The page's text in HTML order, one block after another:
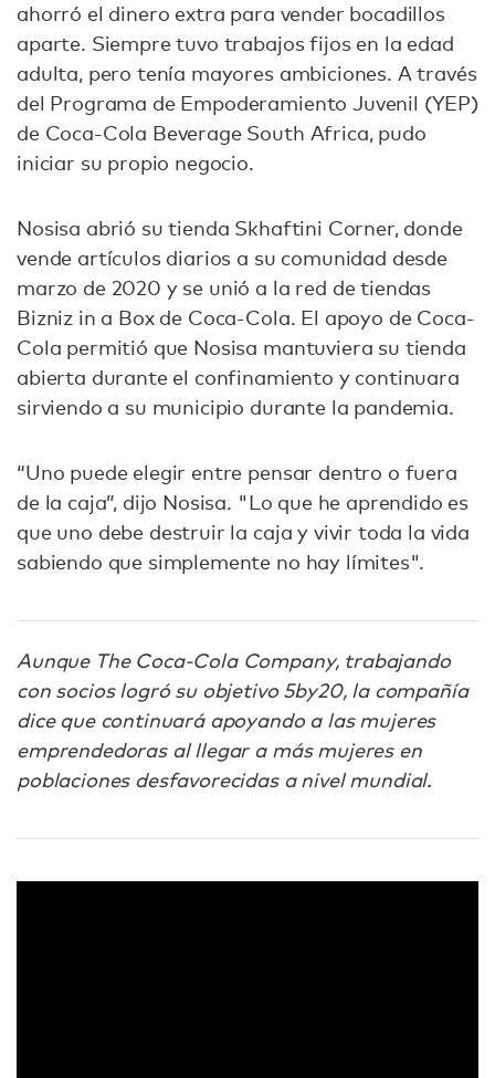
ahorró el dinero extra para vender bocadillos
aparte. Siempre tuvo trabajos fijos en la edad
adulta, pero tenía mayores ambiciones. A través
del Programa de Empoderamiento Juvenil (YEP)
de Coca-Cola Beverage South Africa, pudo
iniciar su propio negocio.
Nosisa abrió su tienda Skhaftini Corner, donde
vende artículos diarios a su comunidad desde
marzo de 2020 y se unió a la red de tiendas
Bizniz in a Box de Coca-Cola. El apoyo de Coca-
Cola permitió que Nosisa mantuviera su tienda
abierta durante el confinamiento y continuara
sirviendo a su municipio durante la pandemia.
“Uno puede elegir entre pensar dentro o fuera
de la caja”, dijo Nosisa. "Lo que he aprendido es
que uno debe destruir la caja y vivir toda la vida
sabiendo que simplemente no hay límites".
Aunque The Coca-Cola Company, trabajando
con socios logró su objetivo 5by20, la compañía
dice que continuará apoyando a las mujeres
emprendedoras al llegar a más mujeres en
poblaciones desfavorecidas a nivel mundial.